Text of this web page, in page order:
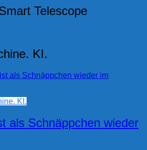
Telescope
KI.
KI.
als Schnäppchen wieder